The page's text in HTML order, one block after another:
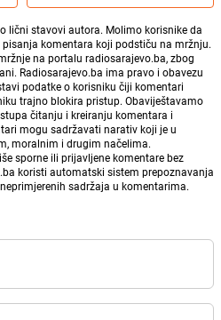
lični stavovi autora. Molimo korisnike da
komentara koji podstiču na mržnju.
na portalu radiosarajevo.ba, zbog
Radiosarajevo.ba ima pravo i obavezu
podatke o korisniku čiji komentari
trajno blokira pristup. Obaviještavamo
čitanju i kreiranju komentara i
mogu sadržavati narativ koji je u
moralnim i drugim načelima.
sporne ili prijavljene komentare bez
koristi automatski sistem prepoznavanja
sadržaja u komentarima.